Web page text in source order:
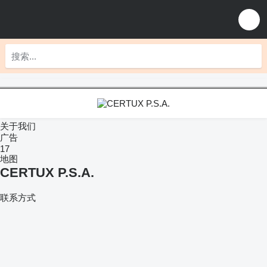
关于我们
广告
17
地图
CERTUX P.S.A.
联系方式